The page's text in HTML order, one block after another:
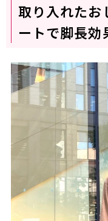
取り入れたお
ートで脚長効